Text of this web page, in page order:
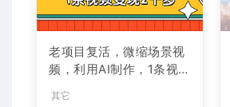
老项目复活，微缩场景视
频，利用AI制作，1条视频
其它